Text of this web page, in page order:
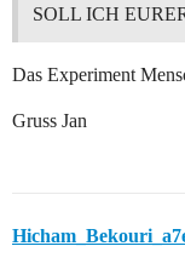
SOLL ICH
Das Experiment
Gruss Jan